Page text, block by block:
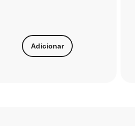
Adicionar